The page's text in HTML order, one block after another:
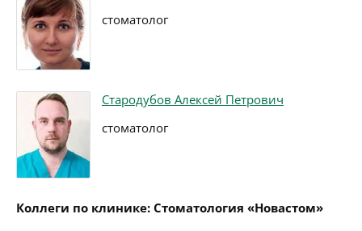
стоматолог
Стародубов Алексей Петрович
стоматолог
Коллеги по клинике: Стоматология «Новастом»